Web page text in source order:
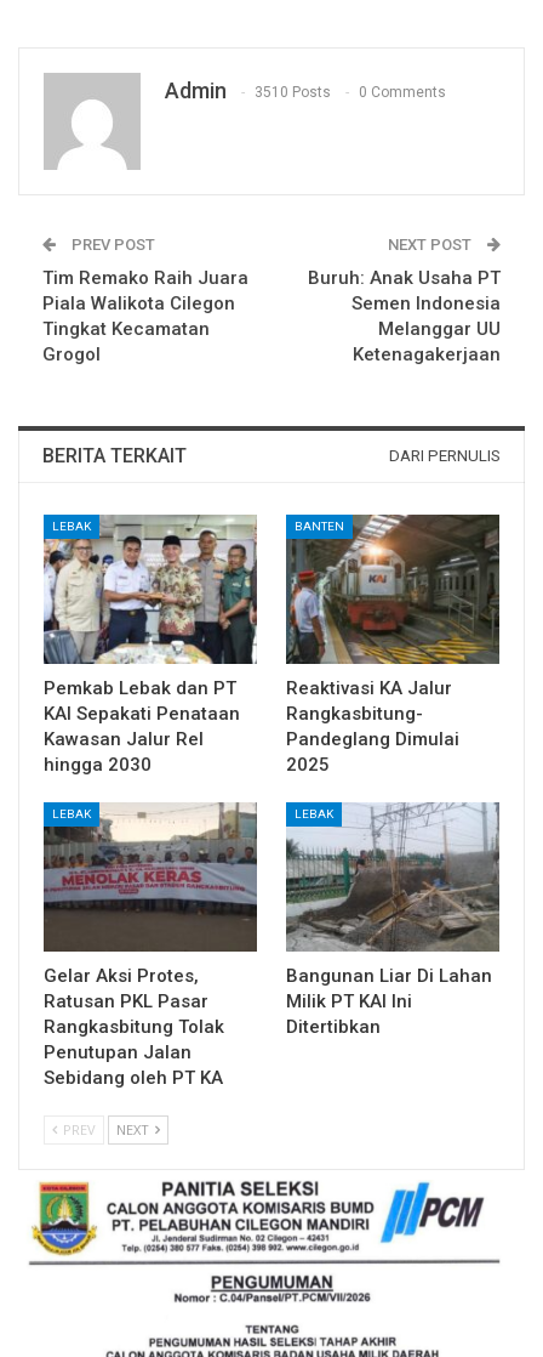
Admin 3510 Posts 0 Comments
PREV POST
Tim Remako Raih Juara
Piala Walikota Cilegon
Tingkat Kecamatan
Grogol
NEXT POST
Buruh: Anak Usaha PT
Semen Indonesia
Melanggar UU
Ketenagakerjaan
BERITA TERKAIT DARI PERNULIS
LEBAK
Pemkab Lebak dan PT
KAI Sepakati Penataan
Kawasan Jalur Rel
hingga 2030
BANTEN
Reaktivasi KA Jalur
Rangkasbitung-
Pandeglang Dimulai
2025
LEBAK
Gelar Aksi Protes,
Ratusan PKL Pasar
Rangkasbitung Tolak
Penutupan Jalan
Sebidang oleh PT KA
LEBAK
Bangunan Liar Di Lahan
Milik PT KAI Ini
Ditertibkan
PREV NEXT